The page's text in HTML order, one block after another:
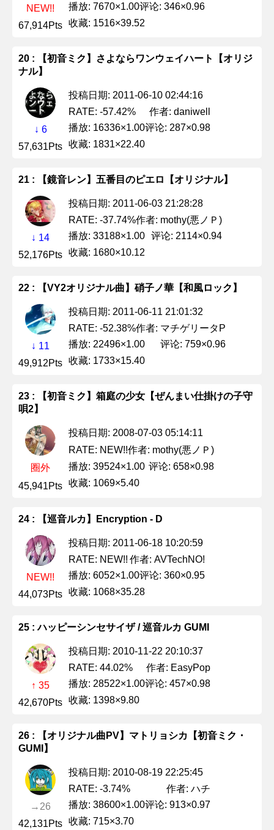
NEW!!
67,914Pts
播放: 7670×1.00评论: 346×0.96
收藏: 1516×39.52
20 : 【初音ミク】さよならワンウェイハート【オリジ
ナル】
↓ 6
57,631Pts
投稿日期: 2011-06-10 02:44:16
RATE: -57.42%
作者: daniwell
播放: 16336×1.00评论: 287×0.98
收藏: 1831×22.40
21 : 【鏡音レン】五番目のピエロ【オリジナル】
↓ 14
52,176Pts
投稿日期: 2011-06-03 21:28:28
RATE: -37.74%作者: mothy(悪ノＰ)
播放: 33188×1.00 评论: 2114×0.94
收藏: 1680×10.12
22 : 【VY2オリジナル曲】硝子ノ華【和風ロック】
↓ 11
49,912Pts
投稿日期: 2011-06-11 21:01:32
RATE: -52.38%作者: マチゲリータP
播放: 22496×1.00
评论: 759×0.96
收藏: 1733×15.40
23 : 【初音ミク】箱庭の少女【ぜんまい仕掛けの子守
唄2】
圈外
45,941Pts
投稿日期: 2008-07-03 05:14:11
RATE: NEW!!作者: mothy(悪ノＰ)
播放: 39524×1.00 评论: 658×0.98
收藏: 1069×5.40
24 : 【巡音ルカ】Encryption - D
NEW!!
44,073Pts
投稿日期: 2011-06-18 10:20:59
RATE: NEW!! 作者: AVTechNO!
播放: 6052×1.00评论: 360×0.95
收藏: 1068×35.28
25 : ハッピーシンセサイザ / 巡音ルカ GUMI
↑ 35
42,670Pts
投稿日期: 2010-11-22 20:10:37
RATE: 44.02%
作者: EasyPop
播放: 28522×1.00评论: 457×0.98
收藏: 1398×9.80
26 : 【オリジナル曲PV】マトリョシカ【初音ミク・
GUMI】
→26
42,131Pts
投稿日期: 2010-08-19 22:25:45
RATE: -3.74%
作者: ハチ
播放: 38600×1.00评论: 913×0.97
收藏: 715×3.70